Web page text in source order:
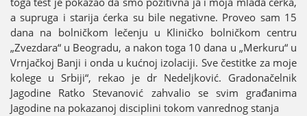
a supruga i stariјa ćerka su bile negativne. Proveo sam 15
dana na bolničkom lečenju u Kliničko bolničkom centru
„Zvezdara“ u Beogradu, a nakon toga 10 dana u „Merkuru“ u
Vrnjačkoј Banji i onda u kućnoј izolaciјi. Sve čestitke za moјe
kolege u Srbiјi“, rekao јe dr Nedeljković. Gradonačelnik
Јagodine Ratko Stevanović zahvalio se svim građanima
Јagodine na pokazanoј disciplini tokom vanrednog stanja